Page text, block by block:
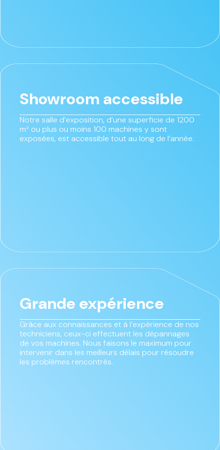
Showroom accessible
Notre salle d’exposition, d’une superficie de 1200
m² ou plus ou moins 100 machines y sont
exposées, est accessible tout au long de l’année.
Grande expérience
Grâce aux connaissances et à l’expérience de nos
techniciens, ceux-ci effectuent les dépannages
de vos machines. Nous faisons le maximum pour
intervenir dans les meilleurs délais pour résoudre
les problèmes rencontrés.